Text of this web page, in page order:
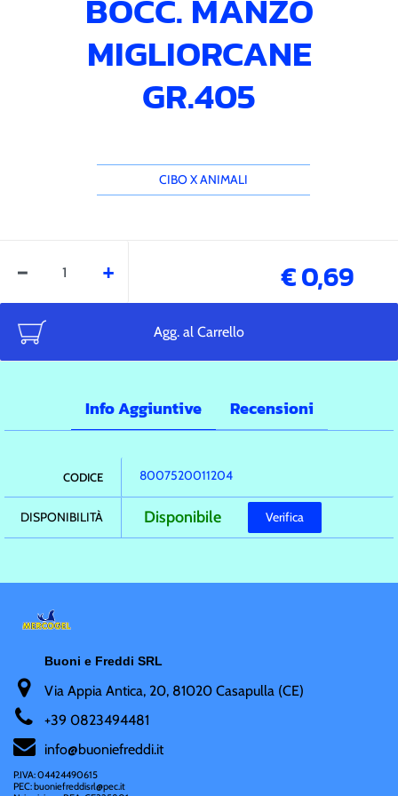
BOCC. MANZO
MIGLIORCANE
GR.405
CIBO X ANIMALI
€ 0,69
Agg. al Carrello
Info Aggiuntive Recensioni
CODICE 8007520011204
DISPONIBILITÀ Verifica
Disponibile
Buoni e Freddi SRL
Via Appia Antica, 20, 81020 Casapulla (CE)
+39 0823494481
info@buoniefreddi.it
P.IVA: 04424490615
PEC: buoniefreddisrl@pec.it